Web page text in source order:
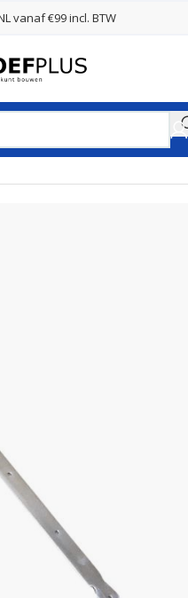
vanaf €99 incl. BTW
Verzinkt